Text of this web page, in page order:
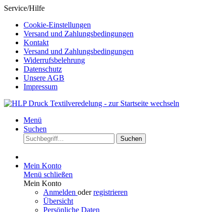
Service/Hilfe
Cookie-Einstellungen
Versand und Zahlungsbedingungen
Kontakt
Versand und Zahlungsbedingungen
Widerrufsbelehrung
Datenschutz
Unsere AGB
Impressum
Menü
Suchen
Suchen
Mein Konto
Menü schließen
Mein Konto
Anmelden oderregistrieren
Übersicht
Persönliche Daten